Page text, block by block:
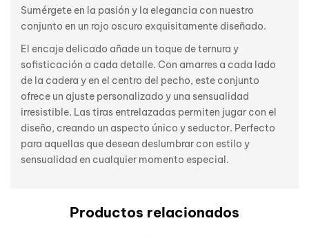
Sumérgete en la pasión y la elegancia con nuestro
conjunto en un rojo oscuro exquisitamente diseñado.
El encaje delicado añade un toque de ternura y
sofisticación a cada detalle. Con amarres a cada lado
de la cadera y en el centro del pecho, este conjunto
ofrece un ajuste personalizado y una sensualidad
irresistible. Las tiras entrelazadas permiten jugar con el
diseño, creando un aspecto único y seductor. Perfecto
para aquellas que desean deslumbrar con estilo y
sensualidad en cualquier momento especial.
Productos relacionados